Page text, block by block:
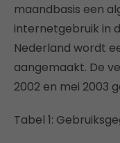
maandbasis een
internetgebruik in
Nederland wordt
aangemaakt. De
2002 en mei 2003
Tabel 1: